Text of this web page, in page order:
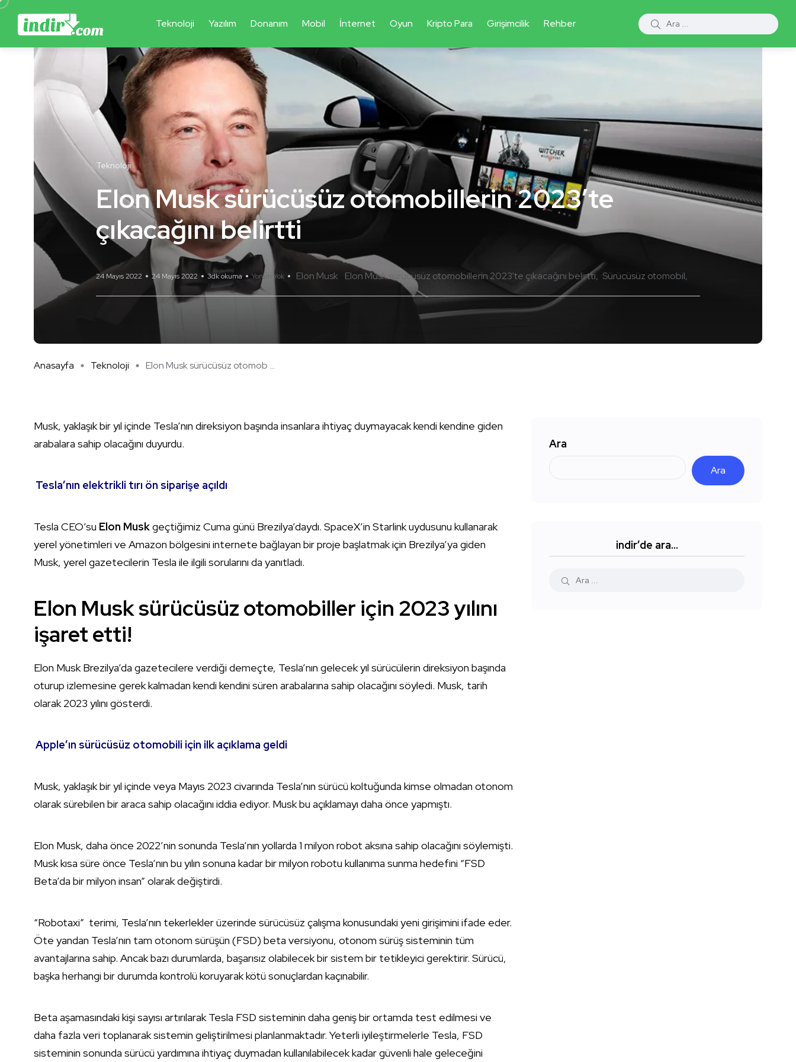
Teknoloji Yazılım Donanım Mobil İnternet Oyun Kripto Para Girişimcilik Rehber
Teknoloji
Elon Musk sürücüsüz otomobillerin 2023’te
çıkacağını belirtti
24 Mayıs 2022 24 Mayıs 2022 3dk okuma Yorum Yok Elon Musk Elon Musk sürücüsüz otomobillerin 2023'te çıkacağını belirtti Sürücüsüz otomobil
Anasayfa Teknoloji Elon Musk sürücüsüz otomob ...
Musk, yaklaşık bir yıl içinde Tesla’nın direksiyon başında insanlara ihtiyaç duymayacak kendi kendine giden
arabalara sahip olacağını duyurdu.
Tesla’nın elektrikli tırı ön siparişe açıldı
Tesla CEO’su Elon Muskgeçtiğimiz Cuma günü Brezilya’daydı. SpaceX’in Starlink uydusunu kullanarak
yerel yönetimleri ve Amazon bölgesini internete bağlayan bir proje başlatmak için Brezilya’ya giden
Musk, yerel gazetecilerin Tesla ile ilgili sorularını da yanıtladı.
Elon Musk sürücüsüz otomobiller için 2023 yılını
işaret etti!
Elon Musk Brezilya’da gazetecilere verdiği demeçte, Tesla’nın gelecek yıl sürücülerin direksiyon başında
oturup izlemesine gerek kalmadan kendi kendini süren arabalarına sahip olacağını söyledi. Musk, tarih
olarak 2023 yılını gösterdi.
Apple’ın sürücüsüz otomobili için ilk açıklama geldi
Musk, yaklaşık bir yıl içinde veya Mayıs 2023 civarında Tesla’nın sürücü koltuğunda kimse olmadan otonom
olarak sürebilen bir araca sahip olacağını iddia ediyor. Musk bu açıklamayı daha önce yapmıştı.
Elon Musk, daha önce 2022’nin sonunda Tesla’nın yollarda 1 milyon robot aksına sahip olacağını söylemişti.
Musk kısa süre önce Tesla’nın bu yılın sonuna kadar bir milyon robotu kullanıma sunma hedefini “FSD
Beta’da bir milyon insan” olarak değiştirdi.
“Robotaxi” terimi, Tesla’nın tekerlekler üzerinde sürücüsüz çalışma konusundaki yeni girişimini ifade eder.
Öte yandan Tesla’nın tam otonom sürüşün (FSD) beta versiyonu, otonom sürüş sisteminin tüm
avantajlarına sahip. Ancak bazı durumlarda, başarısız olabilecek bir sistem bir tetikleyici gerektirir. Sürücü,
başka herhangi bir durumda kontrolü koruyarak kötü sonuçlardan kaçınabilir.
Beta aşamasındaki kişi sayısı artırılarak Tesla FSD sisteminin daha geniş bir ortamda test edilmesi ve
daha fazla veri toplanarak sistemin geliştirilmesi planlanmaktadır. Yeterli iyileştirmelerle Tesla, FSD
sisteminin sonunda sürücü yardımına ihtiyaç duymadan kullanılabilecek kadar güvenli hale geleceğini
Ara
Ara
indir’de ara…